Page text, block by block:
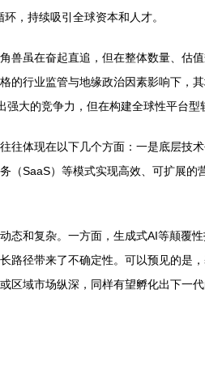
，持续吸引全球资本和人才。
兽虽在奋起直追，但在整体数量、
的行业监管与地缘政治因素影响下
大的竞争力，但在构建全球性平台型
往体现在以下几个方面：一是底层
（SaaS）等模式实现高效、可扩展
态和复杂。一方面，生成式AI等颠覆
路径带来了不确定性。可以预见的
区域市场纵深，同样有望孵化出下